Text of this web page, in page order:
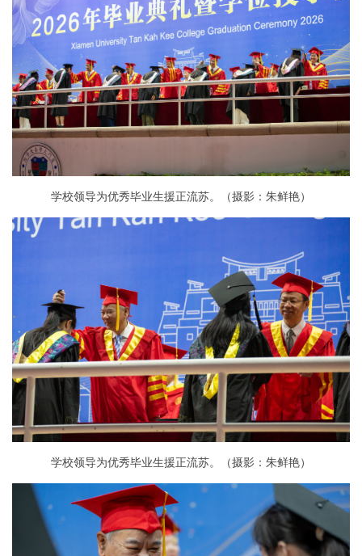
学校领导为优秀毕业生援正流苏。（摄影：朱鲜艳）
学校领导为优秀毕业生援正流苏。（摄影：朱鲜艳）